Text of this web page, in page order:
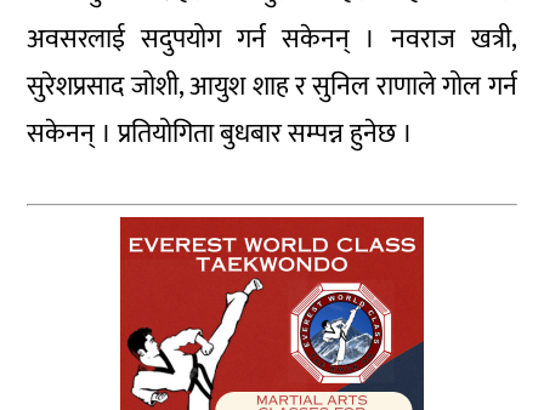
अवसरलाई सदुपयोग गर्न सकेनन् । नवराज खत्री,
सुरेशप्रसाद जोशी, आयुश शाह र सुनिल राणाले गोल गर्न
सकेनन् । प्रतियोगिता बुधबार सम्पन्न हुनेछ ।